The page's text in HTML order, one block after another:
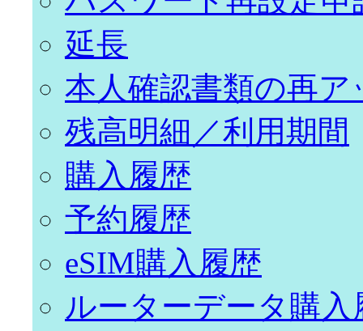
延長
本人確認書類の再ア
残高明細／利用期間
購入履歴
予約履歴
eSIM購入履歴
ルーターデータ購入